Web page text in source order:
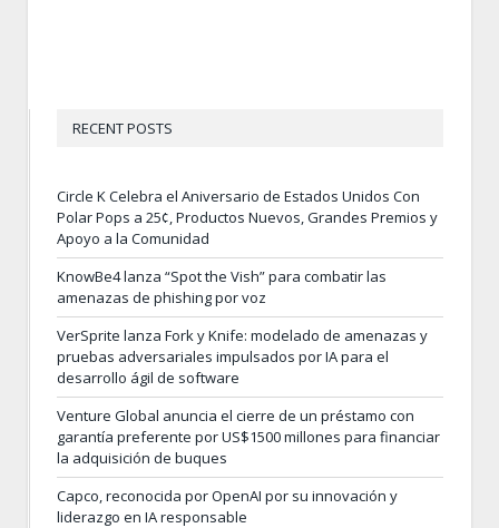
RECENT POSTS
Circle K Celebra el Aniversario de Estados Unidos Con
Polar Pops a 25¢, Productos Nuevos, Grandes Premios y
Apoyo a la Comunidad
KnowBe4 lanza “Spot the Vish” para combatir las
amenazas de phishing por voz
VerSprite lanza Fork y Knife: modelado de amenazas y
pruebas adversariales impulsados por IA para el
desarrollo ágil de software
Venture Global anuncia el cierre de un préstamo con
garantía preferente por US$1500 millones para financiar
la adquisición de buques
Capco, reconocida por OpenAI por su innovación y
liderazgo en IA responsable